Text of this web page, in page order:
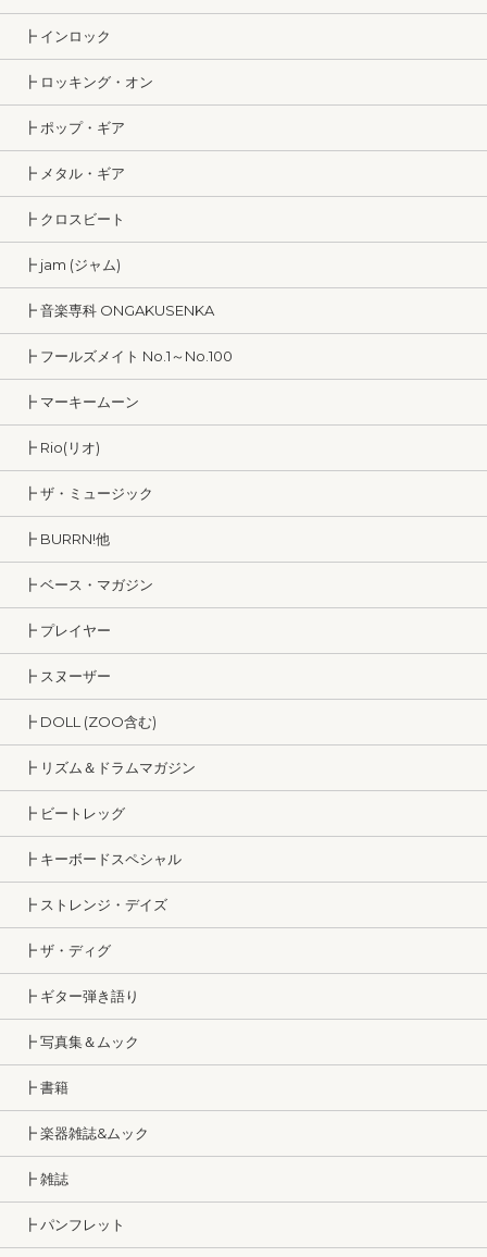
┣ インロック
┣ ロッキング・オン
┣ ポップ・ギア
┣ メタル・ギア
┣ クロスビート
┣ jam (ジャム)
┣ 音楽専科 ONGAKUSENKA
┣ フールズメイト No.1～No.100
┣ マーキームーン
┣ Rio(リオ)
┣ ザ・ミュージック
┣ BURRN!他
┣ ベース・マガジン
┣ プレイヤー
┣ スヌーザー
┣ DOLL (ZOO含む)
┣ リズム＆ドラムマガジン
┣ ビートレッグ
┣ キーボードスペシャル
┣ ストレンジ・デイズ
┣ ザ・ディグ
┣ ギター弾き語り
┣ 写真集＆ムック
┣ 書籍
┣ 楽器雑誌&ムック
┣ 雑誌
┣ パンフレット